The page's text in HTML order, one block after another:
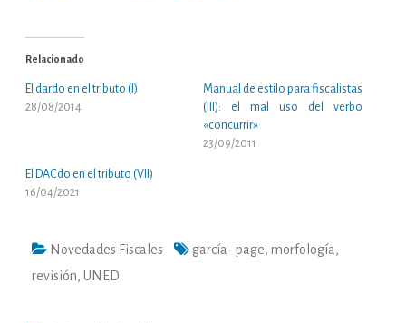
Relacionado
El dardo en el tributo (I)
28/08/2014
Manual de estilo para fiscalistas
(III): el mal uso del verbo
«concurrir»
23/09/2011
El DACdo en el tributo (VII)
16/04/2021
Novedades Fiscales garcía- page, morfología ,
revisión, UNED